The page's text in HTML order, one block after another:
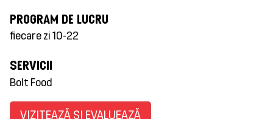
PROGRAM DE LUCRU
fiecare zi 10-22
SERVICII
Bolt Food
VIZITEAZĂ ȘI EVALUEAZĂ